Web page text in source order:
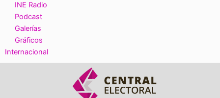
INE Radio
Podcast
Galerías
Gráficos
Internacional